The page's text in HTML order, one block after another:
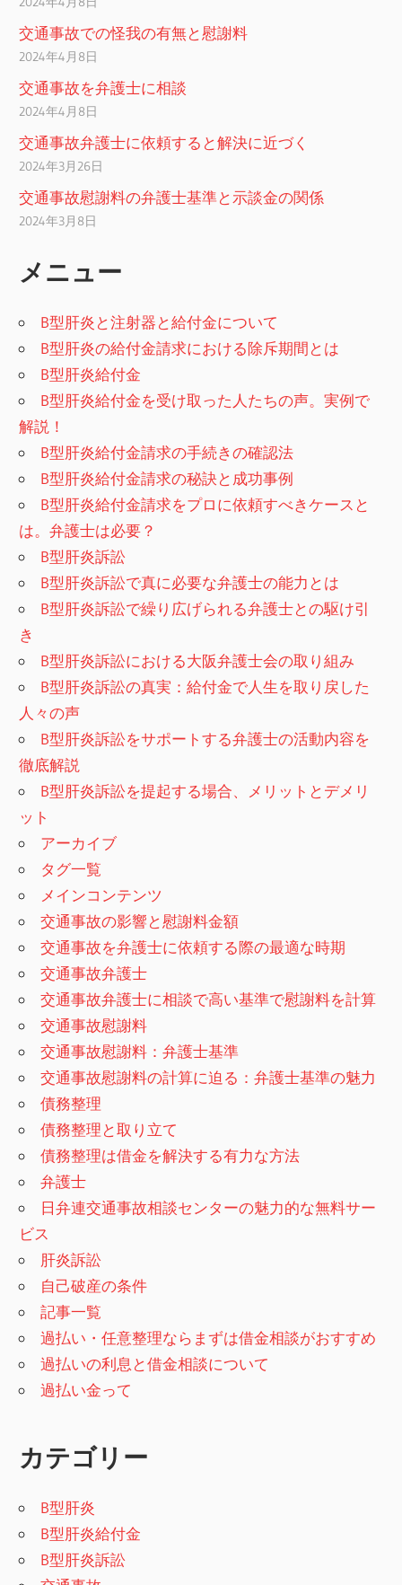
交通事故での怪我の有無と慰謝料
2024年4月8日
交通事故を弁護士に相談
2024年4月8日
交通事故弁護士に依頼すると解決に近づく
2024年3月26日
交通事故慰謝料の弁護士基準と示談金の関係
2024年3月8日
メニュー
B型肝炎と注射器と給付金について
B型肝炎の給付金請求における除斥期間とは
B型肝炎給付金
B型肝炎給付金を受け取った人たちの声。実例で
解説！
B型肝炎給付金請求の手続きの確認法
B型肝炎給付金請求の秘訣と成功事例
B型肝炎給付金請求をプロに依頼すべきケースと
は。弁護士は必要？
B型肝炎訴訟
B型肝炎訴訟で真に必要な弁護士の能力とは
B型肝炎訴訟で繰り広げられる弁護士との駆け引
き
B型肝炎訴訟における大阪弁護士会の取り組み
B型肝炎訴訟の真実：給付金で人生を取り戻した
人々の声
B型肝炎訴訟をサポートする弁護士の活動内容を
徹底解説
B型肝炎訴訟を提起する場合、メリットとデメリ
ット
アーカイブ
タグ一覧
メインコンテンツ
交通事故の影響と慰謝料金額
交通事故を弁護士に依頼する際の最適な時期
交通事故弁護士
交通事故弁護士に相談で高い基準で慰謝料を計算
交通事故慰謝料
交通事故慰謝料：弁護士基準
交通事故慰謝料の計算に迫る：弁護士基準の魅力
債務整理
債務整理と取り立て
債務整理は借金を解決する有力な方法
弁護士
日弁連交通事故相談センターの魅力的な無料サー
ビス
肝炎訴訟
自己破産の条件
記事一覧
過払い・任意整理ならまずは借金相談がおすすめ
過払いの利息と借金相談について
過払い金って
カテゴリー
B型肝炎
B型肝炎給付金
B型肝炎訴訟